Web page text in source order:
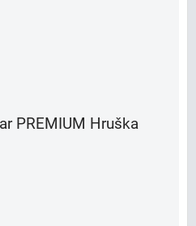
PREMIUM Hruška